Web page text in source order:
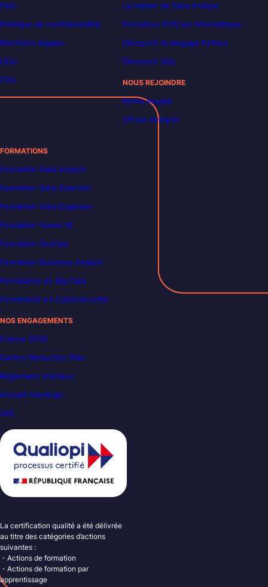
FAQ
Politique de confidentialité
Mentions légales
CGU
CGV
Le métier de Data Analyst
Formation POEI en informatique
Découvrir le langage Python
Découvrir SQL
NOUS REJOINDRE
Notre équipe
Offres d’emploi
FORMATIONS
Formation Data Analyst
Formation Data Scientist
Formation Data Engineer
Formation Power BI
Formation DevOps
Formation Business Analyst
Formations en Big Data
Formations en Cybersécurité
NOS ENGAGEMENTS
France 2030
Carbon Reduction Plan
Règlement intérieur
Accueil handicap
VAE
La certification qualité a été délivrée
au titre des catégories d’actions
suivantes :
・Actions de formation
・Actions de formation par
apprentissage